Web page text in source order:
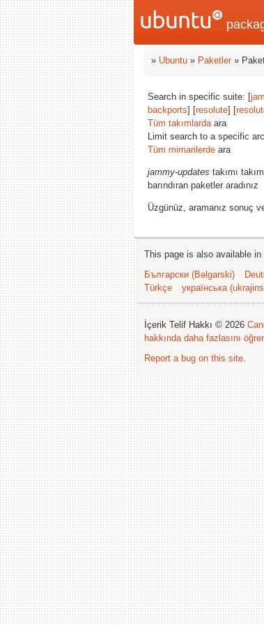
» Ubuntu » Paketler»
Search in specific suite: [
backports] [resolute] [
Tüm takımlardaara
Limit search to a specific
Tüm mimarilerde ara
jammy-updates takımı
barındıran paketler aradınız
Üzgünüz, aramanız sonuç
This page is also available
Български (Bəlgarski)
Türkçe
українська
İçerik Telif Hakkı © 2026
hakkında daha fazlasını
Report a bug on this site.